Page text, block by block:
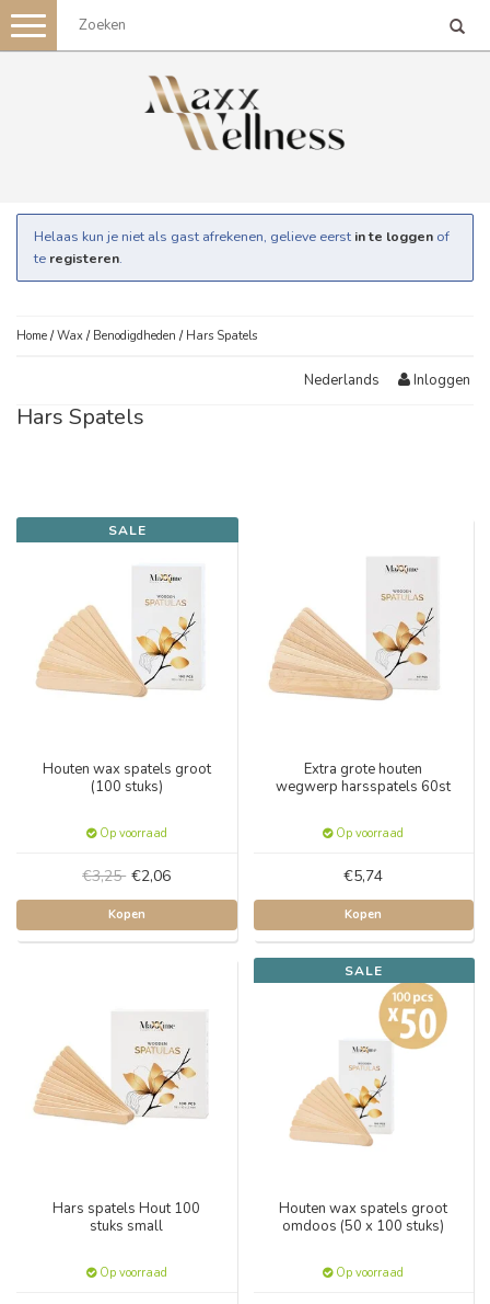
Toggle
navigation
Helaas kun je niet als gast afrekenen, gelieve eerst in te loggen of
te registeren.
Home /Wax / Benodigdheden / Hars Spatels
Nederlands Inloggen
Hars Spatels
SALE
Houten wax spatels groot
(100 stuks)
Op voorraad
€3,25 €2,06
Kopen
Extra grote houten
wegwerp harsspatels 60st
Op voorraad
€5,74
Kopen
Hars spatels Hout 100
stuks small
Op voorraad
SALE
Houten wax spatels groot
omdoos (50 x 100 stuks)
Op voorraad